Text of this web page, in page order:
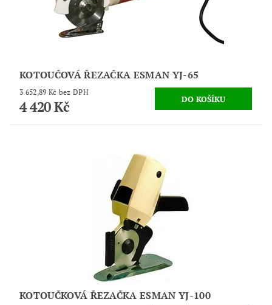
KOTOUČOVÁ ŘEZAČKA ESMAN YJ-65
3 652,89 Kč bez DPH
4 420 Kč
KOTOUČKOVÁ ŘEZAČKA ESMAN YJ-100